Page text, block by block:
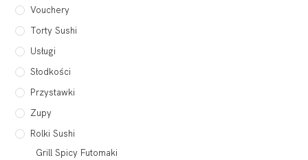
Vouchery
Torty Sushi
Usługi
Słodkości
Przystawki
Zupy
Rolki Sushi
Grill Spicy Futomaki